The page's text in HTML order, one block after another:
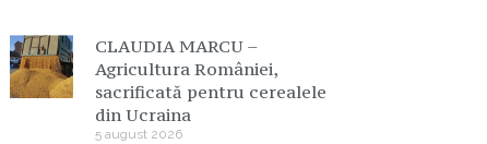
CLAUDIA MARCU –
Agricultura României,
sacrificată pentru cerealele
din Ucraina
5 august 2026